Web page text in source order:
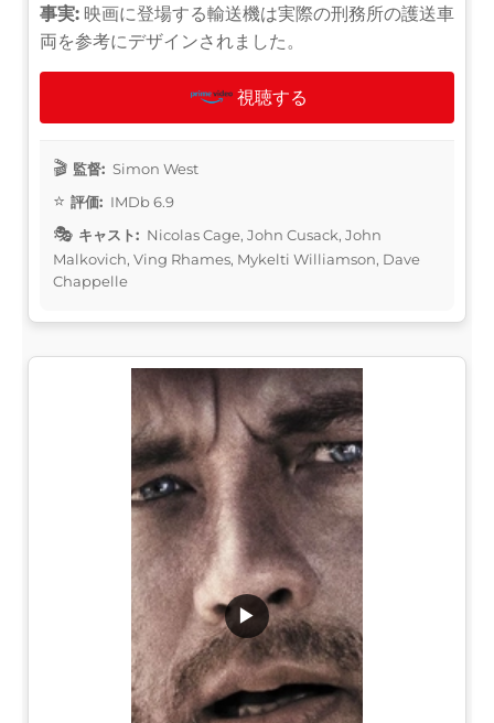
事実: 映画に登場する輸送機は実際の刑務所の護送車
両を参考にデザインされました。
視聴する
監督: Simon West
評価: IMDb 6.9
キャスト: Nicolas Cage, John Cusack, John
Malkovich, Ving Rhames, Mykelti Williamson, Dave
Chappelle
▶